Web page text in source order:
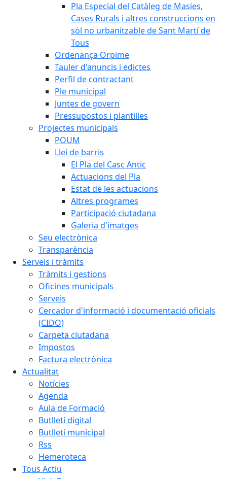
Pla Especial del Catàleg de Masies,
Cases Rurals i altres construccions en
sòl no urbanitzable de Sant Martí de
Tous
Ordenança Orpime
Tauler d'anuncis i edictes
Perfil de contractant
Ple municipal
Juntes de govern
Pressupostos i plantilles
Projectes municipals
POUM
Llei de barris
El Pla del Casc Antic
Actuacions del Pla
Estat de les actuacions
Altres programes
Participació ciutadana
Galeria d'imatges
Seu electrònica
Transparència
Serveis i tràmits
Tràmits i gestions
Oficines municipals
Serveis
Cercador d'informació i documentació oficials
(CIDO)
Carpeta ciutadana
Impostos
Factura electrònica
Actualitat
Notícies
Agenda
Aula de Formació
Butlletí digital
Butlletí municipal
Rss
Hemeroteca
Tous Actiu